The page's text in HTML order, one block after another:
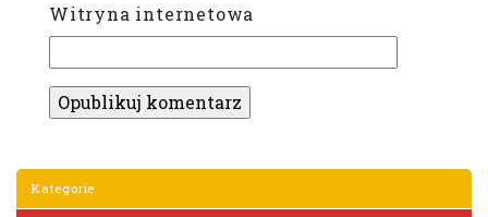
Kategorie
Witryna internetowa